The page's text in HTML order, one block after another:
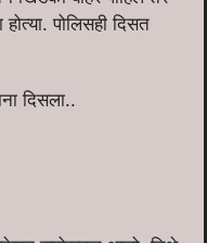
होत्या. पोलिसही दिसत
दिसला..